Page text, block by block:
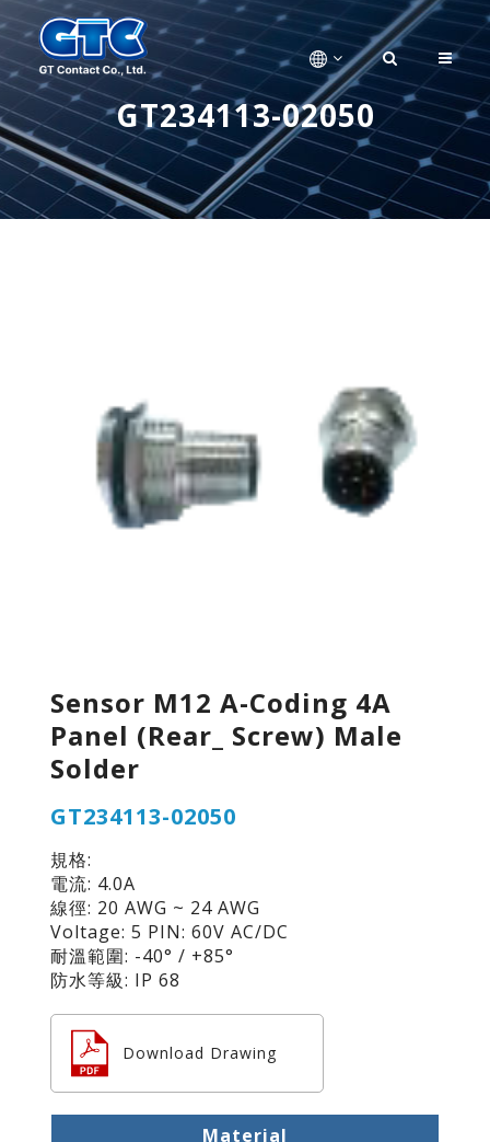
GT234113-02050
Sensor M12 A-Coding 4A
Panel (Rear_ Screw) Male
Solder
GT234113-02050
規格:
電流: 4.0A
線徑: 20 AWG ~ 24 AWG
Voltage: 5 PIN: 60V AC/DC
耐溫範圍: -40° / +85°
防水等級: IP 68
Download Drawing
Material